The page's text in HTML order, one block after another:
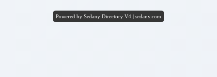
Powered by Sedany Directory V4 | sedany.com